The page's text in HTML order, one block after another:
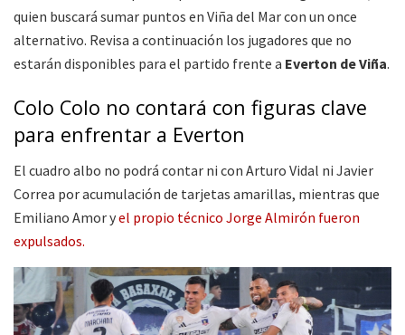
quien buscará sumar puntos en Viña del Mar con un once
alternativo. Revisa a continuación los jugadores que no
estarán disponibles para el partido frente a Everton de Viña.
Colo Colo no contará con figuras clave
para enfrentar a Everton
El cuadro albo no podrá contar ni con Arturo Vidal ni Javier
Correa por acumulación de tarjetas amarillas, mientras que
Emiliano Amor yel propio técnico Jorge Almirón fueron
expulsados.